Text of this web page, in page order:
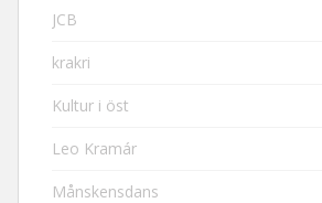
JCB
krakri
Kultur i öst
Leo Kramár
Månskensdans